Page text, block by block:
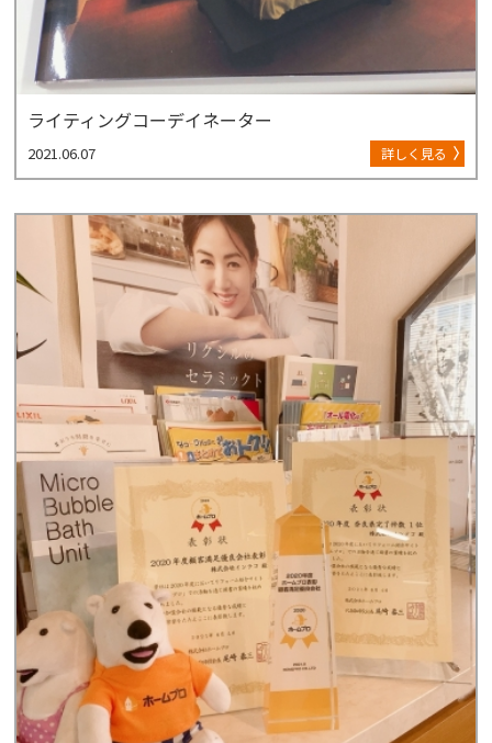
ライティングコーデイネーター
2021.06.07 詳しく見る